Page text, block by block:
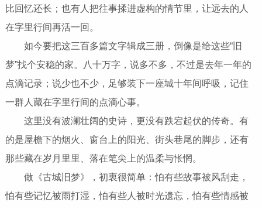
比回忆还长；也有人把往事揉进虚构的情节里，让远去的人
在字里行间再活一回。
如今要把这三百多篇文字辑成三册，倒像是给这些“旧
梦”找个安稳的家。八十万字，说多不多，不过是去年一年的
点滴记录；说少也不少，足够装下一座城十年间呼吸，记住
一群人藏在字里行间的点滴心事。
这里没有波澜壮阔的史诗，更没有跌宕起伏的传奇。有
的是屋檐下的烟火、窗台上的阳光、街头巷尾的脚步，还有
那些藏在岁月里里、落在笔尖上的温柔与怅惘。
做《古城旧梦》，初衷很简单：怕有些故事被风刮走，
怕有些记忆被雨打湿，怕有些人被时光遗忘，怕有些情感被